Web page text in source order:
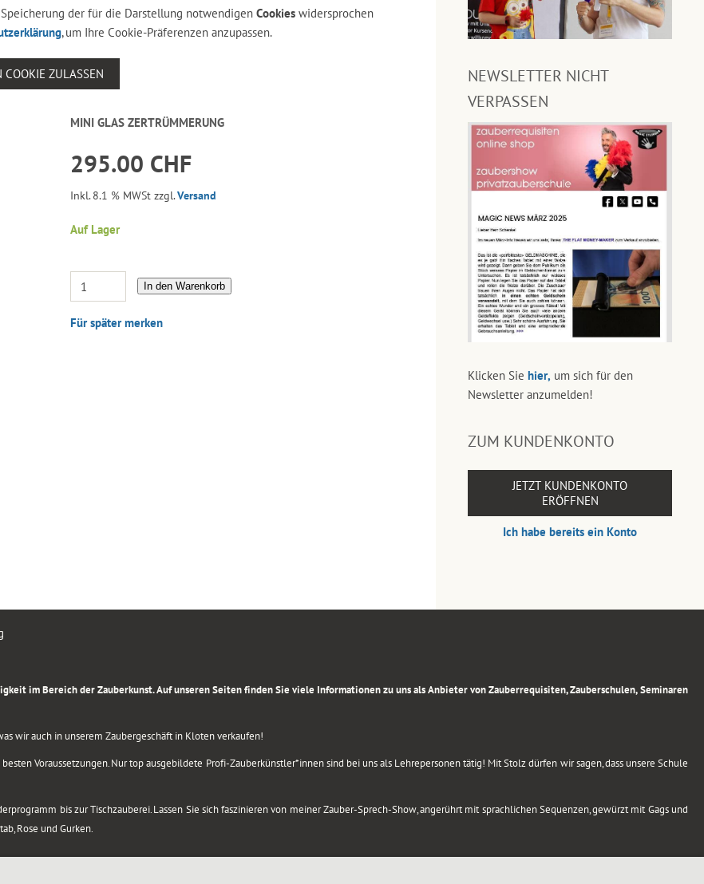
der für die Darstellung notwendigen Cookieswidersprochen
, um Ihre Cookie-Präferenzen anzupassen.
COOKIE ZULASSEN
MINI GLAS ZERTRÜMMERUNG
295.00 CHF
Inkl. 8.1 % MWSt zzgl.Versand
Auf Lager
In den Warenkorb
Für später merken
NEWSLETTER NICHT
VERPASSEN
Klicken Sie hier, um sich für den
Newsletter anzumelden!
ZUM KUNDENKONTO
JETZT KUNDENKONTO
ERÖFFNEN
Ich habe bereits ein Konto
im Bereich der Zauberkunst. Auf unseren Seiten finden Sie viele Informationen zu uns als Anbieter von Zauberrequisiten, Zauberschulen, Seminaren
wir auch in unserem Zaubergeschäft in Kloten verkaufen!
Voraussetzungen. Nur top ausgebildete Profi-Zauberkünstler*innen sind bei uns als Lehrepersonen tätig! Mit Stolz dürfen wir sagen, dass unsere Schule
bis zur Tischzauberei. Lassen Sie sich faszinieren von meiner Zauber-Sprech-Show, angerührt mit sprachlichen Sequenzen, gewürzt mit Gags und
Rose und Gurken.